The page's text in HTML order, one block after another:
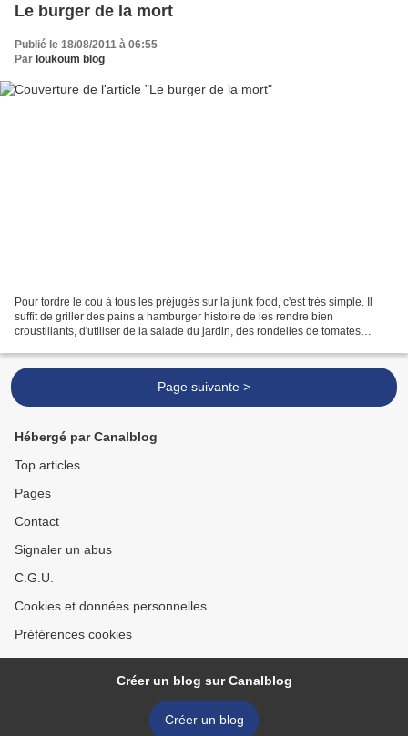
Le burger de la mort
Publié le 18/08/2011 à 06:55
Par loukoum blog
Pour tordre le cou à tous les préjugés sur la junk food, c'est très simple. Il
suffit de griller des pains a hamburger histoire de les rendre bien
croustillants, d'utiliser de la salade du jardin, des rondelles de tomates
Page suivante >
Hébergé par Canalblog
Top articles
Pages
Contact
Signaler un abus
C.G.U.
Cookies et données personnelles
Préférences cookies
Créer un blog sur Canalblog
Créer un blog